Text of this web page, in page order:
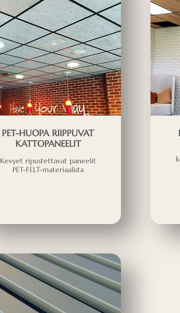
PET-HUOPA RIIPPUVAT
KATTOPANEELIT
Kevyet ripustettavat paneelit
PET-FELT-materiaalista